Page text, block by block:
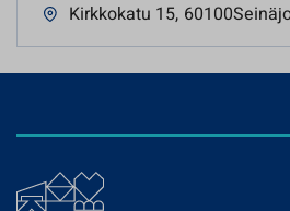
Kirkkokatu 15,